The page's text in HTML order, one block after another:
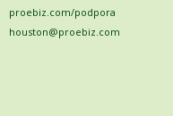
proebiz.com/podpora
houston@proebiz.com